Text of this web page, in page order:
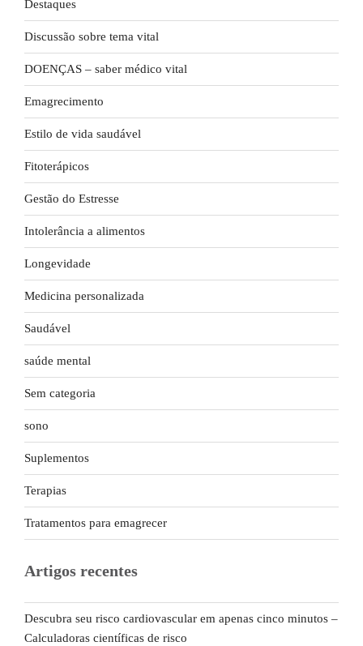
Destaques
Discussão sobre tema vital
DOENÇAS – saber médico vital
Emagrecimento
Estilo de vida saudável
Fitoterápicos
Gestão do Estresse
Intolerância a alimentos
Longevidade
Medicina personalizada
Saudável
saúde mental
Sem categoria
sono
Suplementos
Terapias
Tratamentos para emagrecer
Artigos recentes
Descubra seu risco cardiovascular em apenas cinco minutos –
Calculadoras científicas de risco